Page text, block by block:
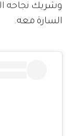
وشريك نجاحه
السارة معه.